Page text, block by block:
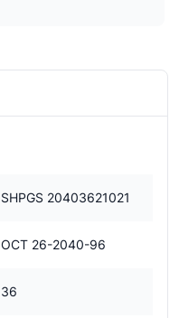
SHPGS 20403621021
ОСТ 26-2040-96
36